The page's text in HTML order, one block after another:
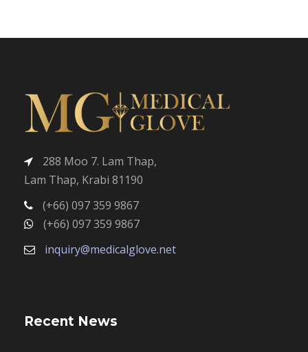
288 Moo 7. Lam Thap,
Lam Thap, Krabi 81190
(+66) 097 359 9867
(+66) 097 359 9867
inquiry@medicalglove.net
Recent News